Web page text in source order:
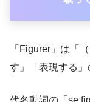
「Figurer」は「
す」「表現する」
代名動詞の「se